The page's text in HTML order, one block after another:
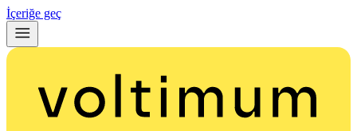
İçeriğe geç